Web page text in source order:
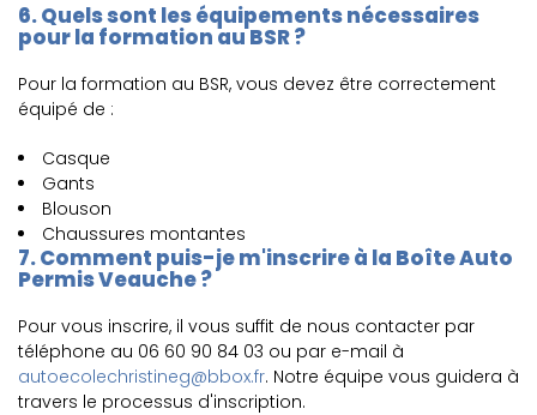
6. Quels sont les équipements nécessaires
pour la formation au BSR ?
Pour la formation au BSR, vous devez être correctement
équipé de :
Casque
Gants
Blouson
Chaussures montantes
7. Comment puis-je m'inscrire à la Boîte Auto
Permis Veauche ?
Pour vous inscrire, il vous suffit de nous contacter par
téléphone au 06 60 90 84 03 ou par e-mail à
autoecolechristineg@bbox.fr. Notre équipe vous guidera à
travers le processus d'inscription.